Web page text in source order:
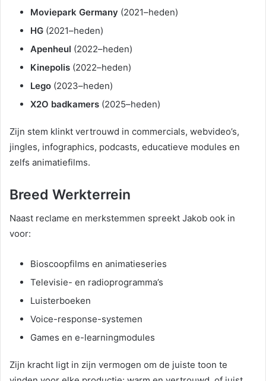
Moviepark Germany (2021–heden)
HG (2021–heden)
Apenheul (2022–heden)
Kinepolis (2022–heden)
Lego (2023–heden)
X2O badkamers (2025–heden)
Zijn stem klinkt vertrouwd in commercials, webvideo’s,
jingles, infographics, podcasts, educatieve modules en
zelfs animatiefilms.
Breed Werkterrein
Naast reclame en merkstemmen spreekt Jakob ook in
voor:
Bioscoopfilms en animatieseries
Televisie- en radioprogramma’s
Luisterboeken
Voice-response-systemen
Games en e-learningmodules
Zijn kracht ligt in zijn vermogen om de juiste toon te